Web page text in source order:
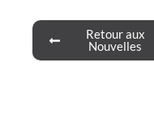
Retour aux
Nouvelles